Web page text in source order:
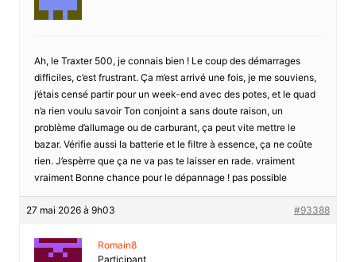
Ah, le Traxter 500, je connais bien ! Le coup des démarrages
difficiles, c’est frustrant. Ça m’est arrivé une fois, je me souviens,
j’étais censé partir pour un week-end avec des potes, et le quad
n’a rien voulu savoir Ton conjoint a sans doute raison, un
problème d’allumage ou de carburant, ça peut vite mettre le
bazar. Vérifie aussi la batterie et le filtre à essence, ça ne coûte
rien. J’espèrre que ça ne va pas te laisser en rade. vraiment
vraiment Bonne chance pour le dépannage ! pas possible
27 mai 2026 à 9h03 #93388
Romain8
Participant